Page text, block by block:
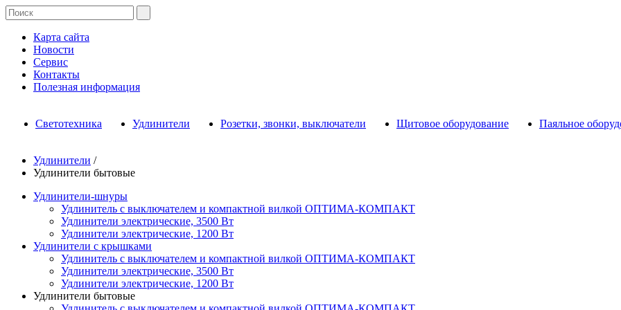
Карта сайта
Новости
Сервис
Контакты
Полезная информация
Светотехника Удлинители Розетки, звонки, выключатели Щитовое оборудование Паяльное
Удлинители /
Удлинители бытовые
Удлинители-шнуры
Удлинитель с выключателем и компактной вилкой ОПТИМА-КОМПАКТ
Удлинители электрические, 3500 Вт
Удлинители электрические, 1200 Вт
Удлинители с крышками
Удлинитель с выключателем и компактной вилкой ОПТИМА-КОМПАКТ
Удлинители электрические, 3500 Вт
Удлинители электрические, 1200 Вт
Удлинители бытовые